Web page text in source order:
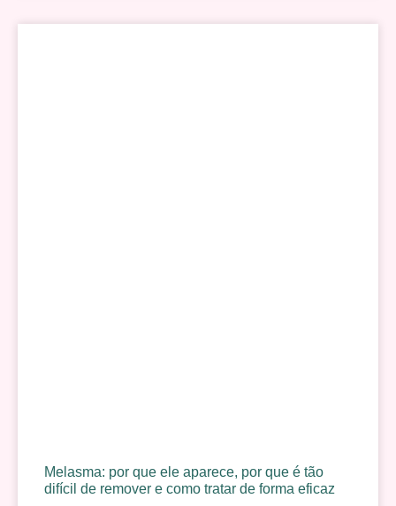
Melasma: por que ele aparece, por que é tão
difícil de remover e como tratar de forma eficaz